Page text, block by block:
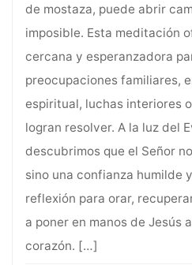
de mostaza, puede abrir
imposible. Esta meditación
cercana y esperanzadora
preocupaciones familiares,
espiritual, luchas interiores
logran resolver. A la luz del
descubrimos que el Señor
sino una confianza humilde
reflexión para orar,
a poner en manos de Jesús
corazón. […]